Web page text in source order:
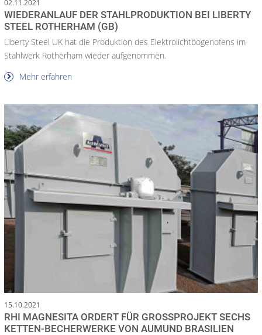
02.11.2021
WIEDERANLAUF DER STAHLPRODUKTION BEI LIBERTY
STEEL ROTHERHAM (GB)
Liberty Steel UK hat die Produktion des Elektrolichtbogenofens im
Stahlwerk Rotherham wieder aufgenommen.
Mehr erfahren
15.10.2021
RHI MAGNESITA ORDERT FÜR GROSSPROJEKT SECHS K
ETTEN-BECHERWERKE VON AUMUND BRASILIEN